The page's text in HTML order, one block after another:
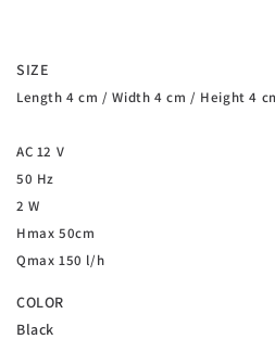
SIZE
Length 4 cm / Width 4 cm / Height 4
AC 12 V
50 Hz
2 W
Hmax 50cm
Qmax 150 l/h
COLOR
Black